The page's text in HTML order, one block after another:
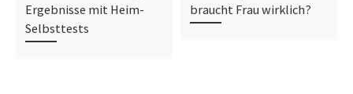
Ergebnisse mit Heim-
Selbsttests
braucht Frau wirklich?